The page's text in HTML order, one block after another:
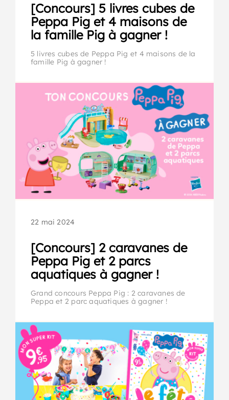
[Concours] 5 livres cubes de
Peppa Pig et 4 maisons de
la famille Pig à gagner !
5 livres cubes de Peppa Pig et 4 maisons de la
famille Pig à gagner !
22 mai 2024
[Concours] 2 caravanes de
Peppa Pig et 2 parcs
aquatiques à gagner !
Grand concours Peppa Pig : 2 caravanes de
Peppa et 2 parc aquatiques à gagner !